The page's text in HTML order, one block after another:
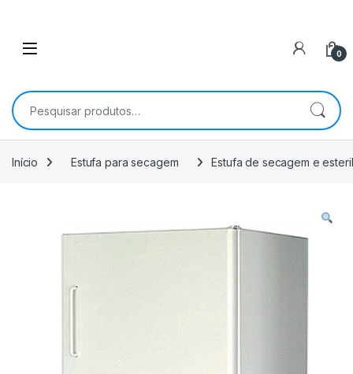
0
Pesquisar por:
Início Estufa para secagem Estufa de secagem e